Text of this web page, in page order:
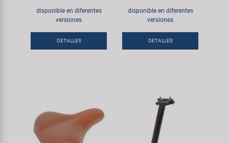
disponible en diferentes
versiones
DETALLES
disponible en diferentes
versiones
DETALLES